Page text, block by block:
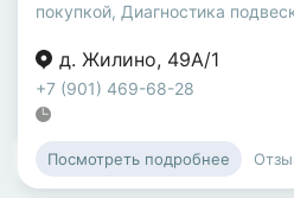
покупкой, Диагностика
д. Жилино, 49А/1
+7 (901) 469-68-28
Посмотреть подробнее